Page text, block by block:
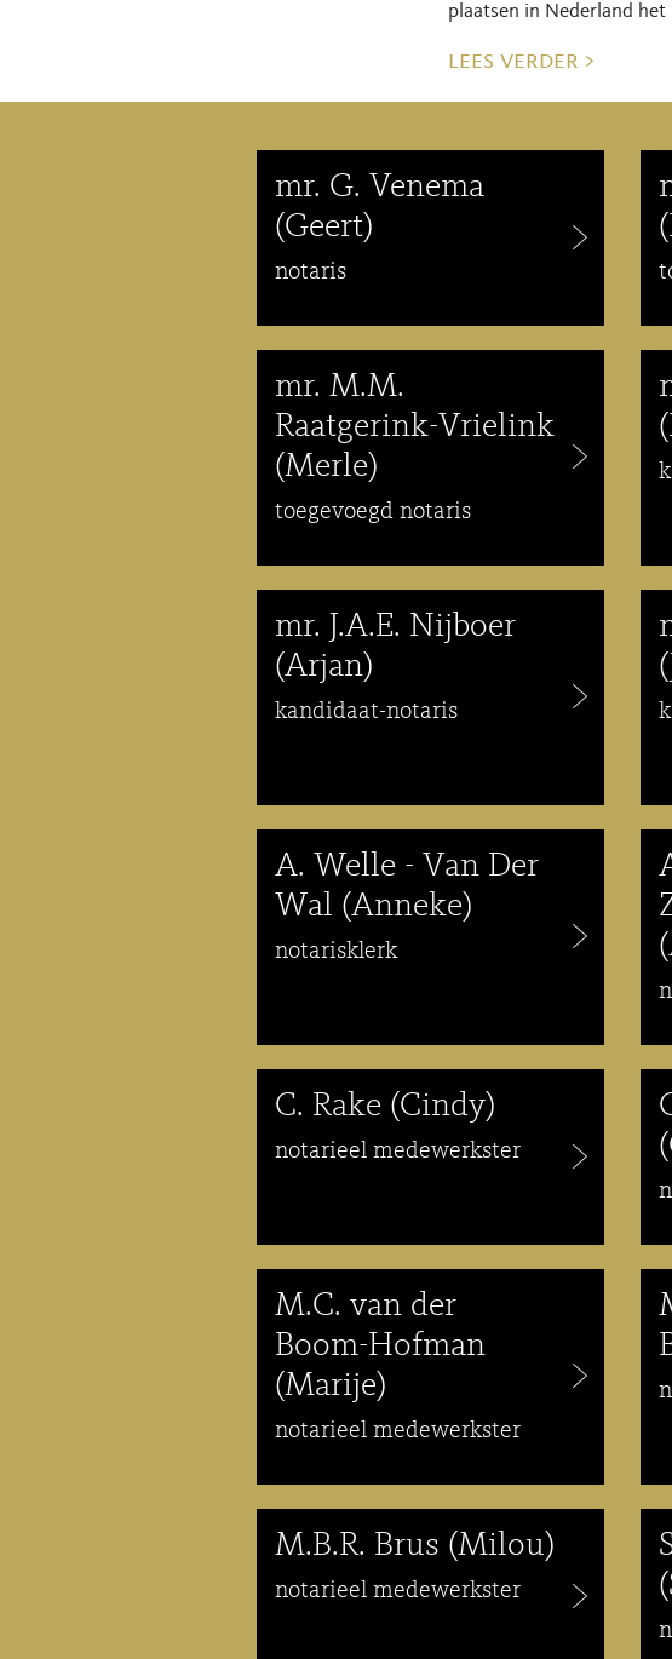
plaatsen in Nederland
lees verder >
mr. G. Venema
(Geert)
notaris
mr. M.M.
Raatgerink-Vrielink
(Merle)
toegevoegd notaris
mr. J.A.E. Nijboer
(Arjan)
kandidaat-notaris
A. Welle - Van Der
Wal (Anneke)
notarisklerk
C. Rake (Cindy)
notarieel medewerkster
M.C. van der
Boom-Hofman
(Marije)
notarieel medewerkster
M.B.R. Brus (Milou)
notarieel medewerkster